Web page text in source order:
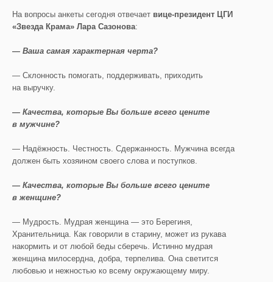
На вопросы анкеты сегодня отвечает вице-президент ЦГИ
«Звезда Крама» Лара Сазонова:
— Ваша самая характерная черта?
— Склонность помогать, поддерживать, приходить
на выручку.
— Качества, которые Вы больше всего цените
в мужчине?
— Надёжность. Честность. Сдержанность. Мужчина всегда
должен быть хозяином своего слова и поступков.
— Качества, которые Вы больше всего цените
в женщине?
— Мудрость. Мудрая женщина — это Берегиня,
Хранительница. Как говорили в старину, может из рукава
накормить и от любой беды сберечь. Истинно мудрая
женщина милосердна, добра, терпелива. Она светится
любовью и нежностью ко всему окружающему миру.